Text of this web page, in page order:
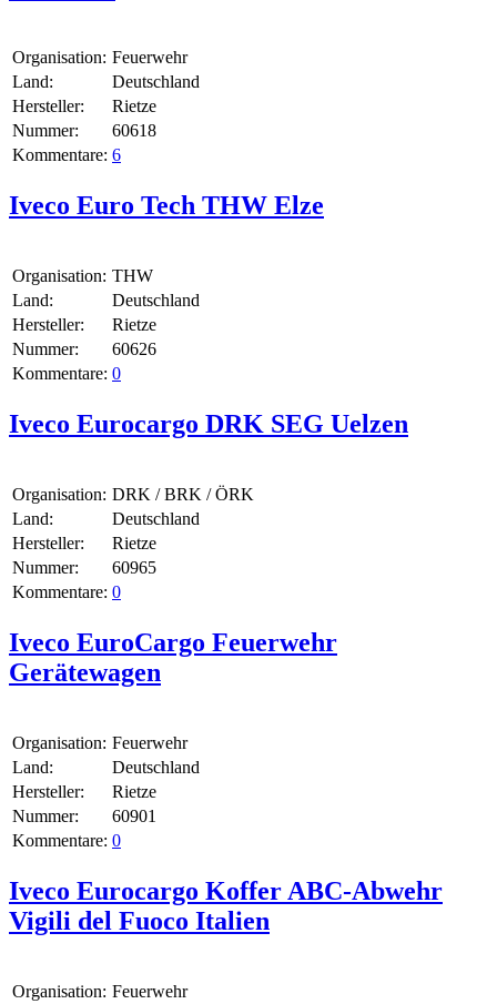
Organisation: Feuerwehr
Land:
Deutschland
Hersteller:
Rietze
Nummer:
60618
Kommentare: 6
Iveco Euro Tech THW Elze
Organisation: THW
Land:
Deutschland
Hersteller:
Rietze
Nummer:
60626
Kommentare: 0
Iveco Eurocargo DRK SEG Uelzen
Organisation: DRK / BRK / ÖRK
Land:
Deutschland
Hersteller:
Rietze
Nummer:
60965
Kommentare: 0
Iveco EuroCargo Feuerwehr
Gerätewagen
Organisation: Feuerwehr
Land:
Deutschland
Hersteller:
Rietze
Nummer:
60901
Kommentare: 0
Iveco Eurocargo Koffer ABC-Abwehr
Vigili del Fuoco Italien
Organisation: Feuerwehr